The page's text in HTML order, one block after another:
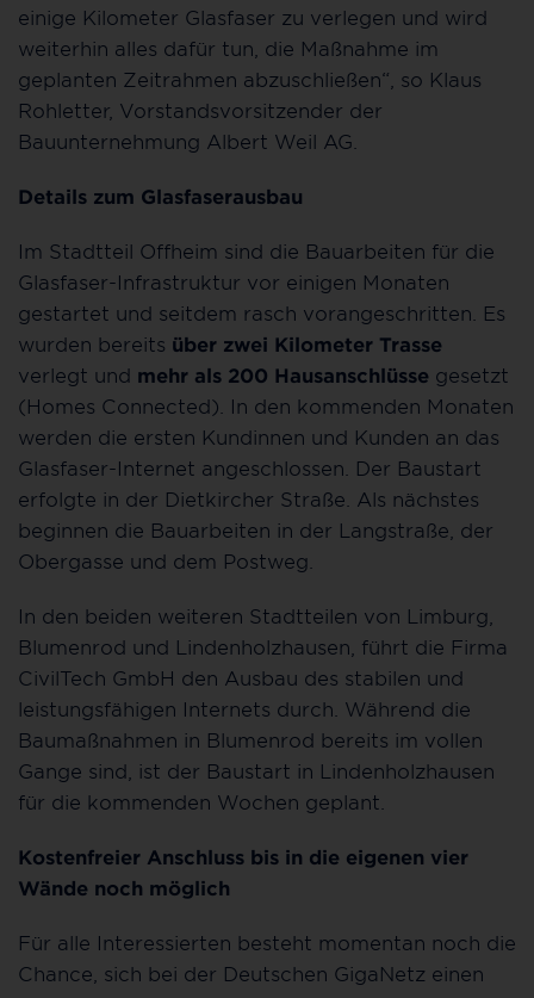
einige Kilometer Glasfaser zu verlegen und wird
weiterhin alles dafür tun, die Maßnahme im
geplanten Zeitrahmen abzuschließen“, so Klaus
Rohletter, Vorstandsvorsitzender der
Bauunternehmung Albert Weil AG.
Details zum Glasfaserausbau
Im Stadtteil Offheim sind die Bauarbeiten für die
Glasfaser-Infrastruktur vor einigen Monaten
gestartet und seitdem rasch vorangeschritten. Es
wurden bereits über zwei Kilometer Trasse
verlegt und mehr als 200 Hausanschlüsse gesetzt
(Homes Connected). In den kommenden Monaten
werden die ersten Kundinnen und Kunden an das
Glasfaser-Internet angeschlossen. Der Baustart
erfolgte in der Dietkircher Straße. Als nächstes
beginnen die Bauarbeiten in der Langstraße, der
Obergasse und dem Postweg.
In den beiden weiteren Stadtteilen von Limburg,
Blumenrod und Lindenholzhausen, führt die Firma
CivilTech GmbH den Ausbau des stabilen und
leistungsfähigen Internets durch. Während die
Baumaßnahmen in Blumenrod bereits im vollen
Gange sind, ist der Baustart in Lindenholzhausen
für die kommenden Wochen geplant.
Kostenfreier Anschluss bis in die eigenen vier
Wände noch möglich
Für alle Interessierten besteht momentan noch die
Chance, sich bei der Deutschen GigaNetz einen